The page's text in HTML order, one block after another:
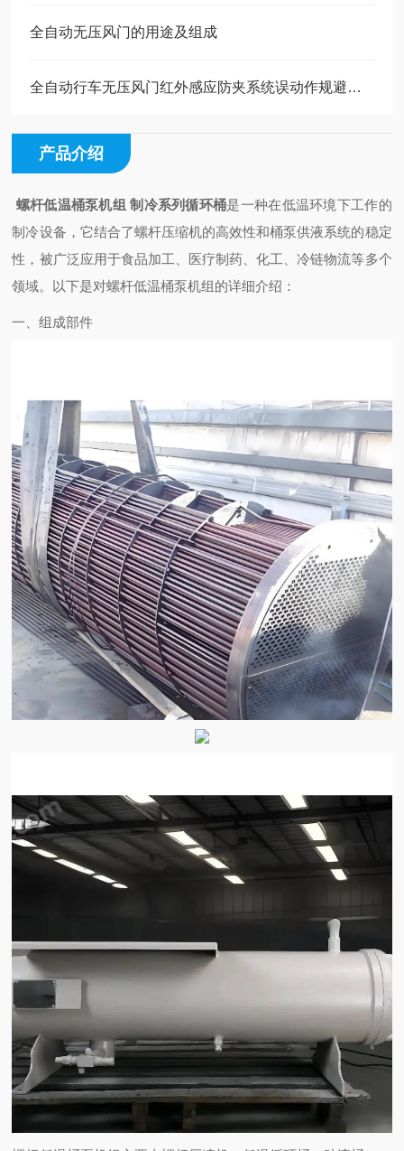
全自动无压风门的用途及组成
全自动行车无压风门红外感应防夹系统误动作规避与安全冗余设计
产品介绍
螺杆低温桶泵机组 制冷系列循环桶是一种在低温环境下工作的
制冷设备，它结合了螺杆压缩机的高效性和桶泵供液系统的稳定
性，被广泛应用于食品加工、医疗制药、化工、冷链物流等多个
领域。以下是对螺杆低温桶泵机组的详细介绍：
一、组成部件